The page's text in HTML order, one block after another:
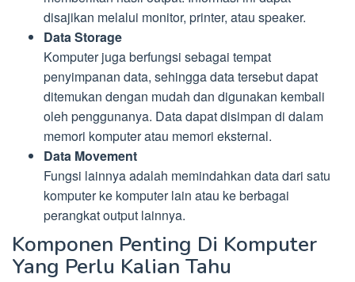
disajikan melalui monitor, printer, atau speaker.
Data Storage
Komputer juga berfungsi sebagai tempat
penyimpanan data, sehingga data tersebut dapat
ditemukan dengan mudah dan digunakan kembali
oleh penggunanya. Data dapat disimpan di dalam
memori komputer atau memori eksternal.
Data Movement
Fungsi lainnya adalah memindahkan data dari satu
komputer ke komputer lain atau ke berbagai
perangkat output lainnya.
Komponen Penting Di Komputer
Yang Perlu Kalian Tahu